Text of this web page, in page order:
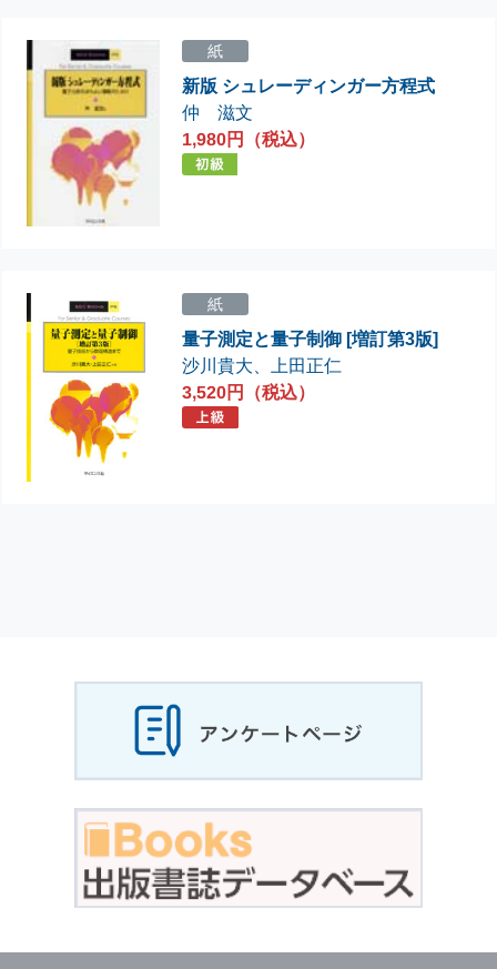
紙
新版 シュレーディンガー方程式
仲 滋文
1,980円（税込）
紙
量子測定と量子制御 [増訂第3版]
沙川貴大 上田正仁
3,520円（税込）